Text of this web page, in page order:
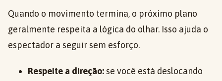
Quando o movimento termina, o próximo plano
geralmente respeita a lógica do olhar. Isso ajuda o
espectador a seguir sem esforço.
Respeite a direção: se você está deslocando